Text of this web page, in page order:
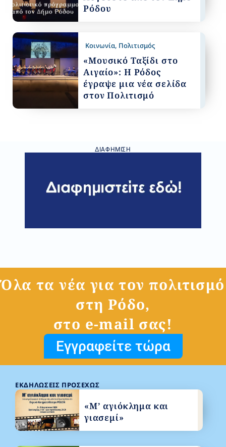
Ρόδου
Κοινωνία, Πολιτισμός
«Μουσικό Ταξίδι στο
Αιγαίο»: Η Ρόδος
έγραψε μια νέα σελίδα
στον Πολιτισμό
ΔΙΑΦΉΜΙΣΗ
Όλα τα νέα για τον πολιτισμό
στη Ρόδο,
στο e-mail σας!
Εγγραφείτε τώρα
ΕΚΔΗΛΏΣΕΙΣ ΠΡΟΣΕΧΏΣ
«Μ’ αγιόκλημα και
γιασεμί»